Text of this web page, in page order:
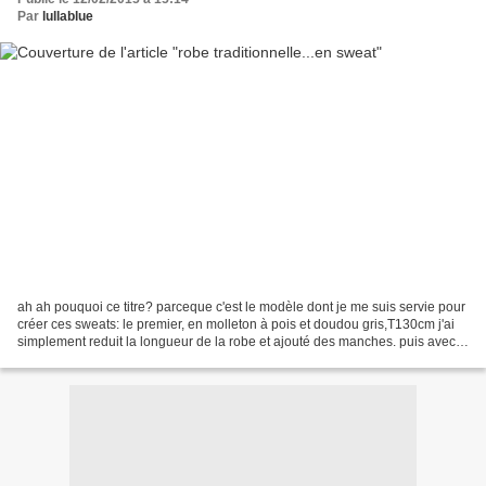
Par lullablue
ah ah pouquoi ce titre? parceque c'est le modèle dont je me suis servie pour
créer ces sweats: le premier, en molleton à pois et doudou gris,T130cm j'ai
simplement reduit la longueur de la robe et ajouté des manches. puis avec